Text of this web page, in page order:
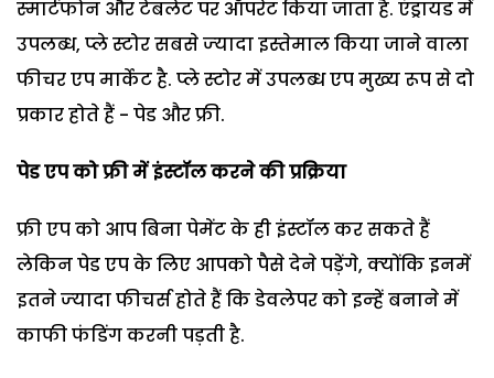
स्‍मार्टफोन और टेबलेट पर ऑपरेट किया जाता है. एंड्रायड में
उपलब्‍ध, प्‍ले स्‍टोर सबसे ज्‍यादा इस्‍तेमाल किया जाने वाला
फीचर एप मार्केट है. प्‍ले स्‍टोर में उपलब्‍ध एप मुख्‍य रूप से दो
प्रकार होते हैं - पेड और फ्री.
पेड एप को फ्री में इंस्‍टॉल करने की प्रक्रिया
फ्री एप को आप बिना पेमेंट के ही इंस्‍टॉल कर सकते हैं
लेकिन पेड एप के लिए आपको पैसे देने पड़ेंगे, क्‍योंकि इनमें
इतने ज्‍यादा फीचर्स होते हैं कि डेवलेपर को इन्‍हें बनाने में
काफी फंडिंग करनी पड़ती है.